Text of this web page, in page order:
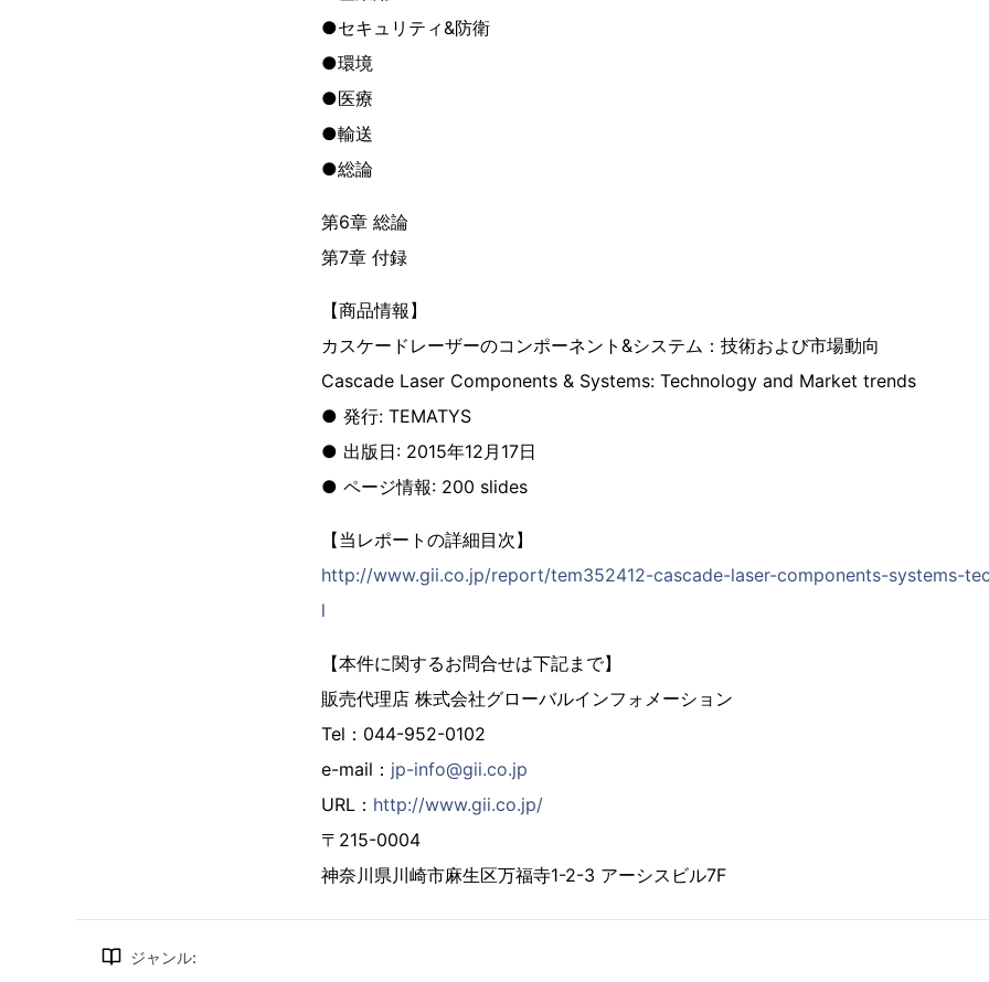
●セキュリティ&防衛
●環境
●医療
●輸送
●総論
第6章 総論
第7章 付録
【商品情報】
カスケードレーザーのコンポーネント&システム：技術および市場動向
Cascade Laser Components & Systems: Technology and Market trends
● 発行: TEMATYS
● 出版日: 2015年12月17日
● ページ情報: 200 slides
【当レポートの詳細目次】
http://www.gii.co.jp/report/tem352412-cascade-laser-components-systems-
l
【本件に関するお問合せは下記まで】
販売代理店 株式会社グローバルインフォメーション
Tel：044-952-0102
e-mail： jp-info@gii.co.jp
URL： http://www.gii.co.jp/
〒215-0004
神奈川県川崎市麻生区万福寺1-2-3 アーシスビル7F
ジャンル: